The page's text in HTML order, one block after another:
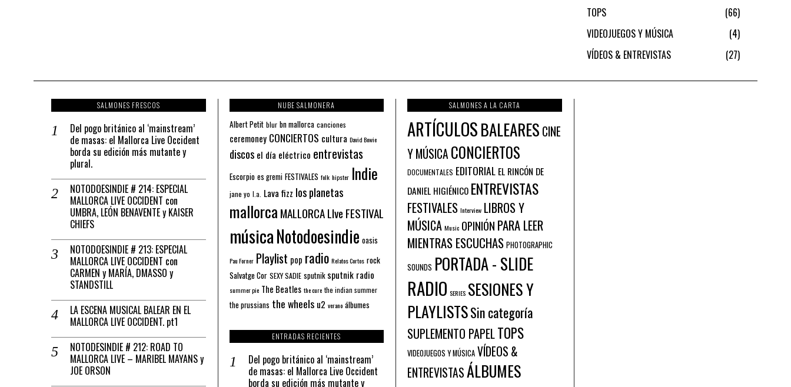
TOPS
66
VIDEOJUEGOS Y MÚSICA
4
VÍDEOS & ENTREVISTAS
27
SALMONES FRESCOS
Del pogo británico al ‘mainstream’
de masas: el Mallorca Live Occident
borda su edición más mutante y
plural.
NOTODOESINDIE # 214: ESPECIAL
MALLORCA LIVE OCCIDENT con
UMBRA, LEÓN BENAVENTE y KAISER
CHIEFS
NOTODOESINDIE # 213: ESPECIAL
MALLORCA LIVE OCCIDENT con
CARMEN y MARÍA, DMASSO y
STANDSTILL
LA ESCENA MUSICAL BALEAR EN EL
MALLORCA LIVE OCCIDENT. pt1
NOTODESINDIE # 212: ROAD TO
MALLORCA LIVE – MARIBEL MAYANS y
JOE ORSON
NUBE SALMONERA
Albert Petit blur bn mallorca canciones
ceremoney CONCIERTOS cultura David Bowie
discos el día eléctrico entrevistas
Escorpio es gremi FESTIVALES folk hipster Indie
jane yo l.a. Lava fizz los planetas
mallorca MALLORCA LIve FESTIVAL
músicaNotodoesindie oasis
Pau Forner Playlist pop radio Relatos Cortos rock
Salvatge Cor SEXY SADIE sputnik sputnik radio
summer pie The Beatles the cure the indian summer
the prussians the wheels u2 verano álbumes
ENTRADAS RECIENTES
Del pogo británico al ‘mainstream’
de masas: el Mallorca Live Occident
borda su edición más mutante y
SALMONES A LA CARTA
ARTÍCULOSBALEARES CINE
Y MÚSICA CONCIERTOS
DOCUMENTALES EDITORIAL EL RINCÓN DE
DANIEL HIGIÉNICO ENTREVISTAS
FESTIVALES Interview LIBROS Y
MÚSICA Music OPINIÓN PARA LEER
MIENTRAS ESCUCHAS PHOTOGRAPHIC
SOUNDS PORTADA - SLIDE
RADIO SERIES SESIONES Y
PLAYLISTSSin categoría
SUPLEMENTO PAPELTOPS
VIDEOJUEGOS Y MÚSICA VÍDEOS &
ENTREVISTASÁLBUMES